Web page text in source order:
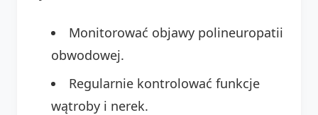
Monitorować objawy polineuropatii
obwodowej.
Regularnie kontrolować funkcje
wątroby i nerek.